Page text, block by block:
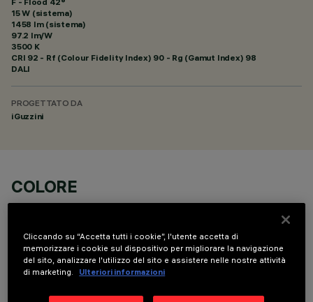
15 W (sistema)
1458 lm (sistema)
97.2 lm/W
3500 K
CRI 92 - Rf (Colour Fidelity Index) 90 - Rg (Gamut Index) 98
DALI
PROGETTATO DA
iGuzzini
COLORE
Cliccando su “Accetta tutti i cookie”, l'utente accetta di
memorizzare i cookie sul dispositivo per migliorare la navigazione
del sito, analizzare l'utilizzo del sito e assistere nelle nostre attività
di marketing.
Ulteriori informazioni